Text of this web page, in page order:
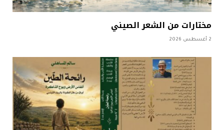
مختارات من الشعر الصيني
2 أغسطس 2026